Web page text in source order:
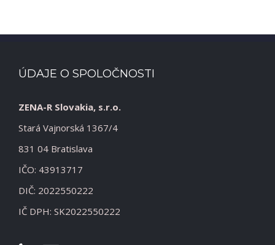
ÚDAJE O SPOLOČNOSTI
ZENA-R Slovakia, s.r.o.
Stará Vajnorská 1367/4
831 04 Bratislava
IČO: 43913717
DIČ: 2022550222
IČ DPH: SK2022550222